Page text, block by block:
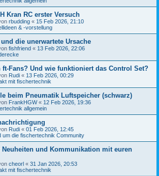
Kran RC erster Versuch
rbudding « 15 Feb 2026, 21:10
& -vorstellung
die unerwartete Ursache
fishfriend « 13 Feb 2026, 22:06
ft-Fans? Und wie funktioniert das Control Set?
Rudi « 13 Feb 2026, 00:29
mit fischertechnik
beim Pneumatik Luftspeicher (schwarz)
FrankHGW« 12 Feb 2026, 19:36
allgemein
Rudi « 01 Feb 2026, 12:45
um die fischertechnik Community
und Kommunikation mit euren
cheorl « 31 Jan 2026, 20:53
mit fischertechnik